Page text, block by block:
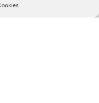
- 15:00